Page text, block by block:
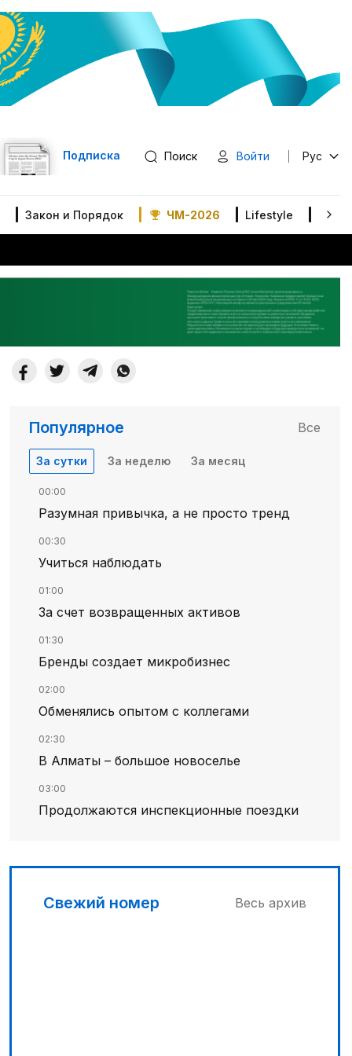
Подписка Поиск Войти Рус
Закон и Порядок ЧМ-2026 Lifestyle В
Популярное Все
За сутки За неделю За месяц
00:00
Разумная привычка, а не просто тренд
00:30
Учиться наблюдать
01:00
За счет возвращенных активов
01:30
Бренды создает микробизнес
02:00
Обменялись опытом с коллегами
02:30
В Алматы – большое новоселье
03:00
Продолжаются инспекционные поездки
Наш десант на Dota 2, Phygital Football и
Свежий номер Весь архив